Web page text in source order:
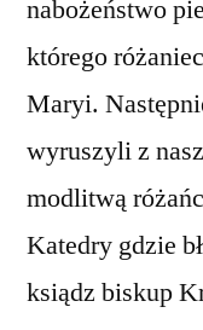
nabożeństwo
którego
Maryi.
wyruszyli z
modlitwą
Katedry gdzie
ksiądz biskup